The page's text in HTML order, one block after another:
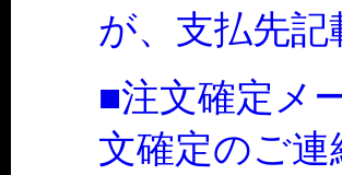
が、支払先
■注文確定メ
文確定のご